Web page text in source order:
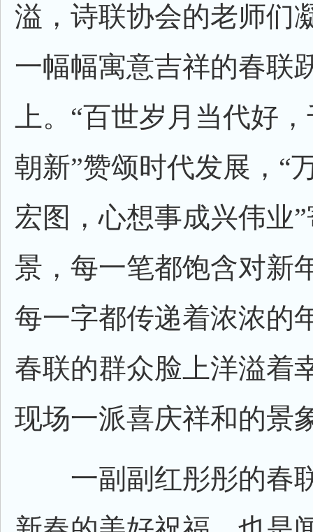
溢，诗联协会的老师们
一幅幅寓意吉祥的春联
上。“百世岁月当代好
朝新”赞颂时代发展，“
宏图，心想事成兴伟业
景，每一笔都饱含对新
每一字都传递着浓浓的
春联的群众脸上洋溢着
现场一派喜庆祥和的景
一副副红彤彤的春